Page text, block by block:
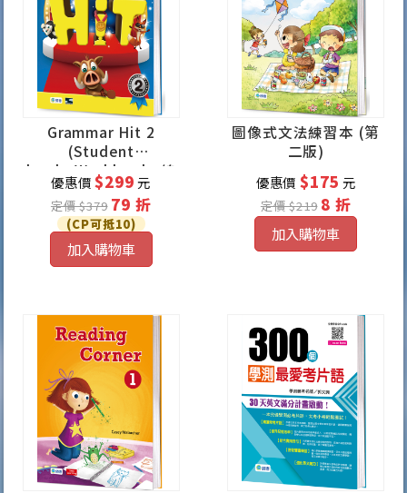
Grammar Hit 2
(Student
book+Workbook+線
上學習資源)
優惠價$299元
定價 $379 79 折
(CP可抵10)
加入購物車
圖像式文法練習本 (第
二版)
優惠價 $175 元
定價 $219 8 折
加入購物車